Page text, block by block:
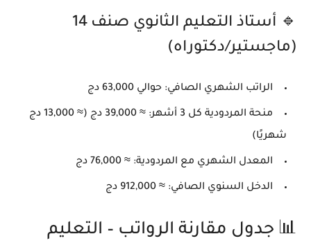
🔹 أستاذ التعليم الثانوي صنف 14
(ماجستير/دكتوراه)
الراتب الشهري الصافي: حوالي 63,000 دج
منحة المردودية كل 3 أشهر: ≈ 39,000 دج
(≈ 13,000 دج
شهريًا)
المعدل الشهري مع المردودية: ≈ 76,000 دج
الدخل السنوي الصافي: ≈ 912,000 دج
📊 جدول مقارنة الرواتب – التعليم